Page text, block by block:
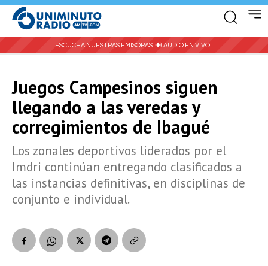
ESCUCHA NUESTRAS EMISORAS: 🔊 AUDIO EN VIVO |
Juegos Campesinos siguen
llegando a las veredas y
corregimientos de Ibagué
Los zonales deportivos liderados por el
Imdri continúan entregando clasificados a
las instancias definitivas, en disciplinas de
conjunto e individual.